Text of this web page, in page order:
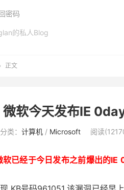
的私人Blog
密码
正文
微软今天发布IE
分类： 计算机/ Microsoft 阅读
已经于今日发布之前爆出的IE